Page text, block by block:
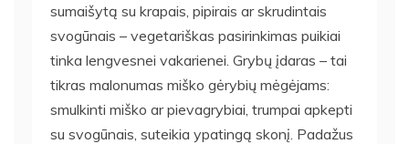
sumaišytą su krapais, pipirais ar skrudintais
svogūnais – vegetariškas pasirinkimas puikiai
tinka lengvesnei vakarienei. Grybų įdaras – tai
tikras malonumas miško gėrybių mėgėjams:
smulkinti miško ar pievagrybiai, trumpai apkepti
su svogūnais, suteikia ypatingą skonį. Padažus